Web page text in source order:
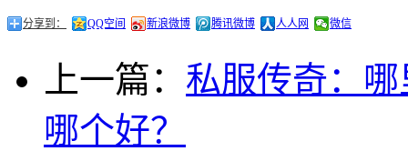
分享到： QQ空间 新浪微博 腾讯微博 人人网 微信
上一篇： 私服传奇：
哪个好？